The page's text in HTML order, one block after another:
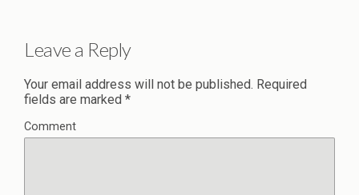
Leave a Reply
Your email address will not be published. Required
fields are marked *
Comment